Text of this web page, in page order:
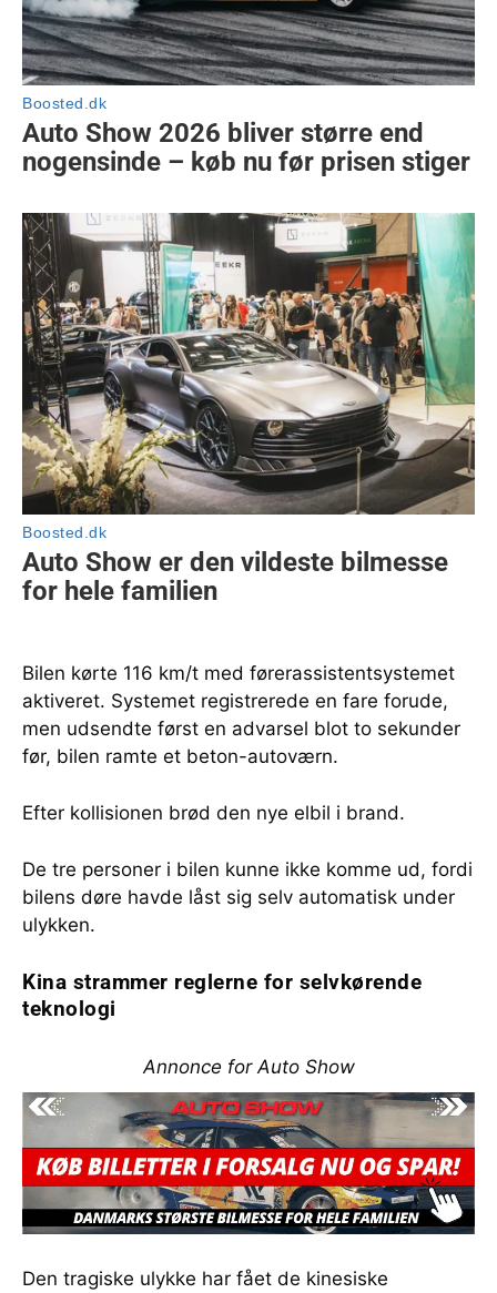
Bilen kørte 116 km/t med førerassistentsystemet
aktiveret. Systemet registrerede en fare forude,
men udsendte først en advarsel blot to sekunder
før, bilen ramte et beton-autoværn.
Efter kollisionen brød den nye elbil i brand.
De tre personer i bilen kunne ikke komme ud, fordi
bilens døre havde låst sig selv automatisk under
ulykken.
Kina strammer reglerne for selvkørende
teknologi
Annonce for Auto Show
Den tragiske ulykke har fået de kinesiske